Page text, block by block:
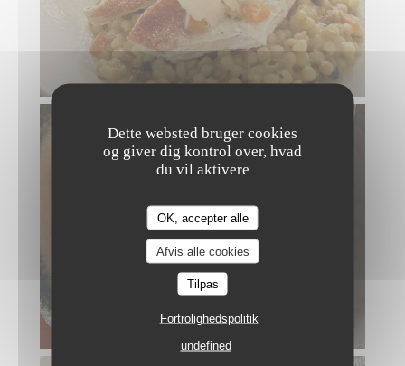
Dette websted bruger cookies
og giver dig kontrol over, hvad
du vil aktivere
OK, accepter alle
Afvis alle cookies
Tilpas
Fortrolighedspolitik
undefined